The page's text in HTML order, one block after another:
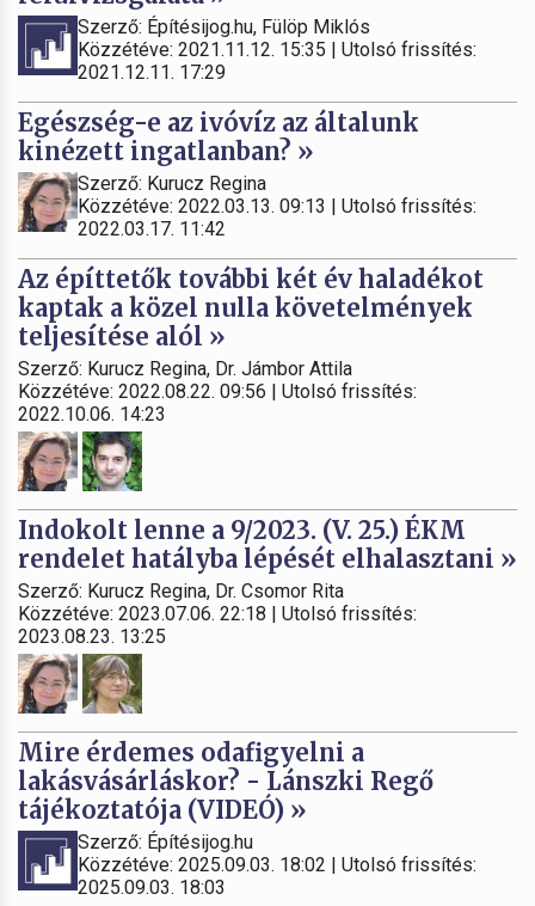
Szerző: Építésijog.hu, Fülöp Miklós
Közzétéve: 2021.11.12. 15:35 | Utolsó frissítés:
2021.12.11. 17:29
Egészség-e az ivóvíz az általunk
kinézett ingatlanban? »
Szerző: Kurucz Regina
Közzétéve: 2022.03.13. 09:13 | Utolsó frissítés:
2022.03.17. 11:42
Az építtetők további két év haladékot
kaptak a közel nulla követelmények
teljesítése alól »
Szerző: Kurucz Regina, Dr. Jámbor Attila
Közzétéve: 2022.08.22. 09:56 | Utolsó frissítés:
2022.10.06. 14:23
Indokolt lenne a 9/2023. (V. 25.) ÉKM
rendelet hatályba lépését elhalasztani »
Szerző: Kurucz Regina, Dr. Csomor Rita
Közzétéve: 2023.07.06. 22:18 | Utolsó frissítés:
2023.08.23. 13:25
Mire érdemes odafigyelni a
lakásvásárláskor? - Lánszki Regő
tájékoztatója (VIDEÓ) »
Szerző: Építésijog.hu
Közzétéve: 2025.09.03. 18:02 | Utolsó frissítés:
2025.09.03. 18:03